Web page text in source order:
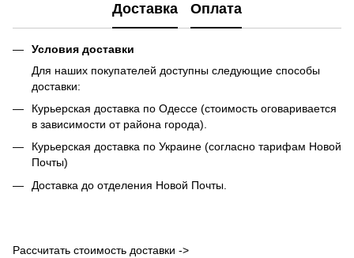
Доставка Оплата
Условия доставки
Для наших покупателей доступны следующие способы
доставки:
Курьерская доставка по Одессе (стоимость оговаривается
в зависимости от района города).
Курьерская доставка по Украине (согласно тарифам Новой
Почты)
Доставка до отделения Новой Почты.
Рассчитать стоимость доставки ->